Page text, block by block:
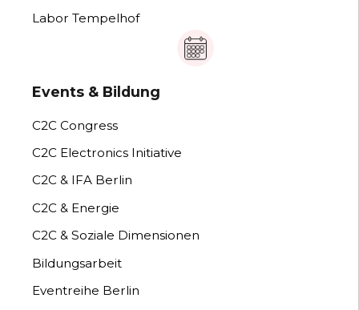
Labor Tempelhof
Events & Bildung
C2C Congress
C2C Electronics Initiative
C2C & IFA Berlin
C2C & Energie
C2C & Soziale Dimensionen
Bildungsarbeit
Eventreihe Berlin